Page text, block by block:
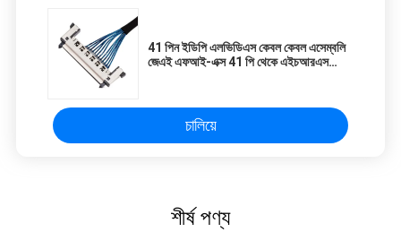
41 পিন ইডিপি এলভিডিএস কেবল কেবল এসেম্বলি
জেএই এফআই-এক্স 41 পি থেকে এইচআরএস
চালিয়ে
শীর্ষ পণ্য